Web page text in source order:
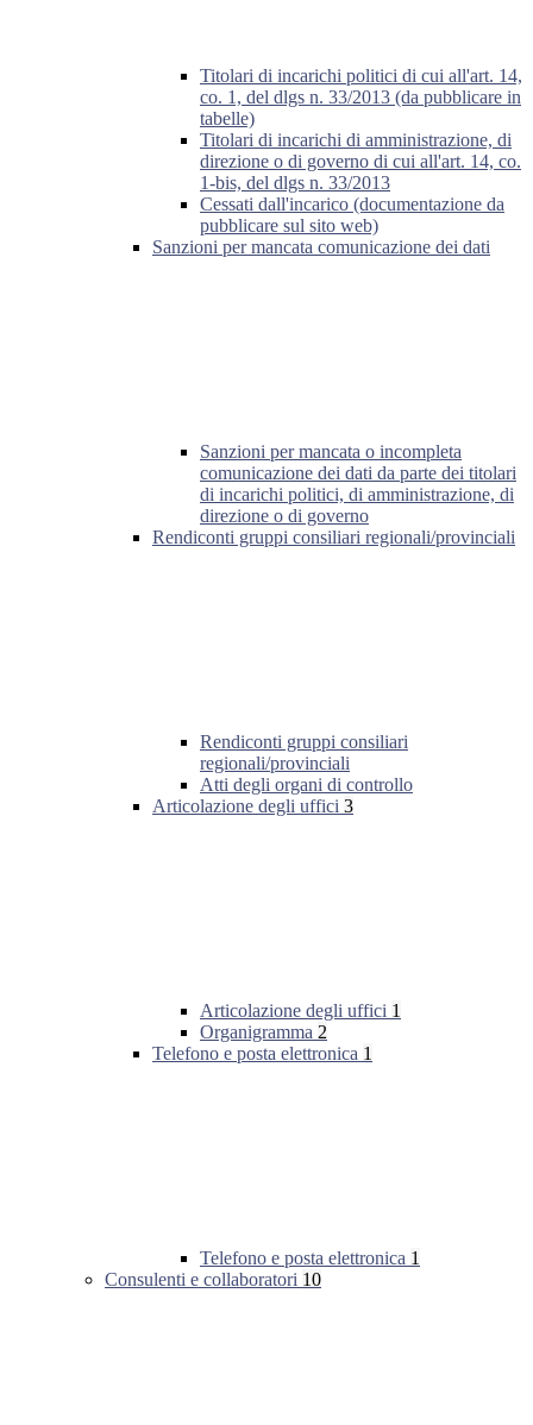
Titolari di incarichi politici di cui all'art. 14,
co. 1, del dlgs n. 33/2013 (da pubblicare in
tabelle)
Titolari di incarichi di amministrazione, di
direzione o di governo di cui all'art. 14, co.
1-bis, del dlgs n. 33/2013
Cessati dall'incarico (documentazione da
pubblicare sul sito web)
Sanzioni per mancata comunicazione dei dati
Sanzioni per mancata o incompleta
comunicazione dei dati da parte dei titolari
di incarichi politici, di amministrazione, di
direzione o di governo
Rendiconti gruppi consiliari regionali/provinciali
Rendiconti gruppi consiliari
regionali/provinciali
Atti degli organi di controllo
Articolazione degli uffici 3
Articolazione degli uffici 1
Organigramma 2
Telefono e posta elettronica 1
Telefono e posta elettronica 1
Consulenti e collaboratori 10